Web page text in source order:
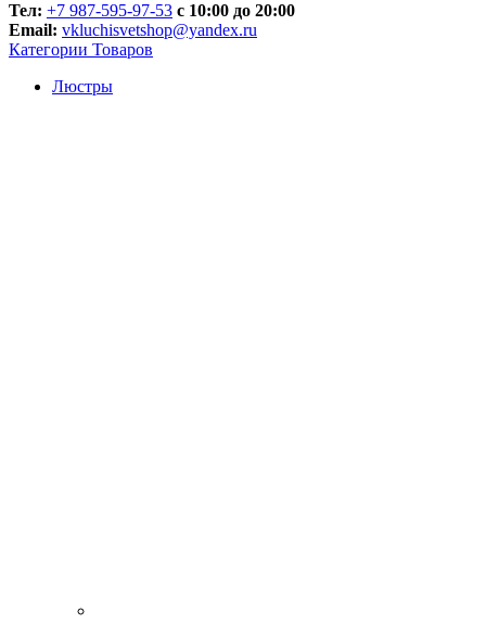
Тел: +7 987-595-97-53 с 10:00 до 20:00
Email: vkluchisvetshop@yandex.ru
Категории Товаров
Люстры